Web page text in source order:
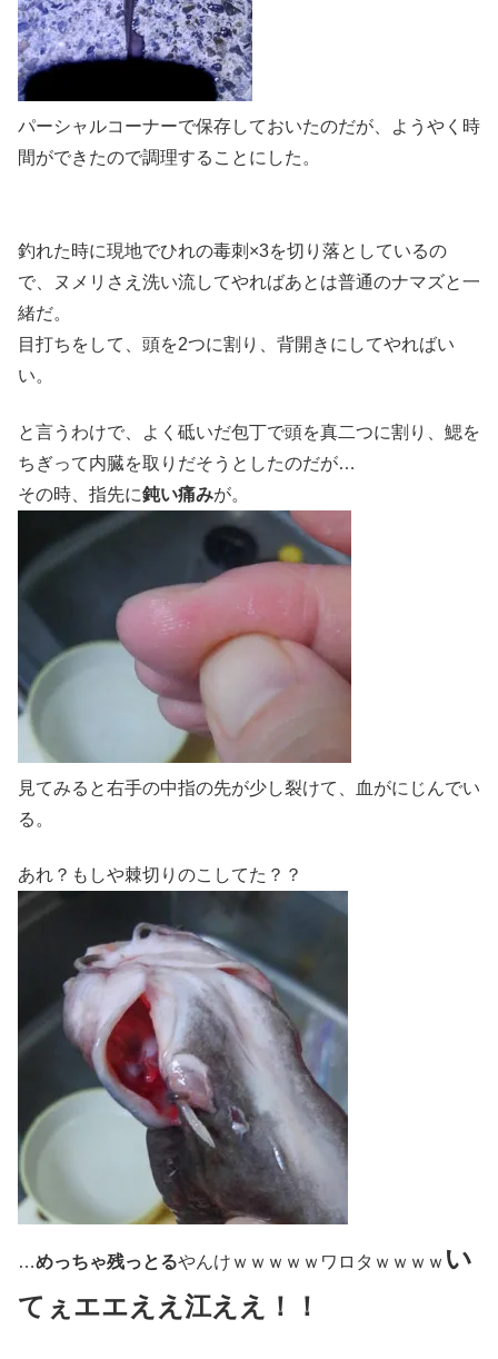
パーシャルコーナーで保存しておいたのだが、ようやく時
間ができたので調理することにした。
釣れた時に現地でひれの毒刺×3を切り落としているの
で、ヌメリさえ洗い流してやればあとは普通のナマズと一
緒だ。
目打ちをして、頭を2つに割り、背開きにしてやればい
い。
と言うわけで、よく砥いだ包丁で頭を真二つに割り、鰓を
ちぎって内臓を取りだそうとしたのだが…
その時、指先に鈍い痛みが。
見てみると右手の中指の先が少し裂けて、血がにじんでい
る。
あれ？もしや棘切りのこしてた？？
…めっちゃ残っとるやんけｗｗｗｗｗワロタｗｗｗｗ い
てぇエエええ江ええ！！